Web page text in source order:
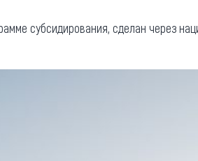
субсидирования, сделан через